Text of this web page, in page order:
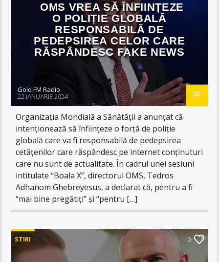
OMS VREA SĂ ÎNFIINȚEZE
O POLIȚIE GLOBALĂ
RESPONSABILĂ DE
PEDEPSIREA CELOR CARE
RĂSPÂNDESC FAKE NEWS
Gold FM Radio
22 IANUARIE 2024
Organizația Mondială a Sănătății a anunțat că
intenționează să înființeze o forță de poliție
globală care va fi responsabilă de pedepsirea
cetățenilor care răspândesc pe internet conținuturi
care nu sunt de actualitate. În cadrul unei sesiuni
intitulate “Boala X”, directorul OMS, Tedros
Adhanom Ghebreyesus, a declarat că, pentru a fi
“mai bine pregătiți” și “pentru […]
STIRI 0